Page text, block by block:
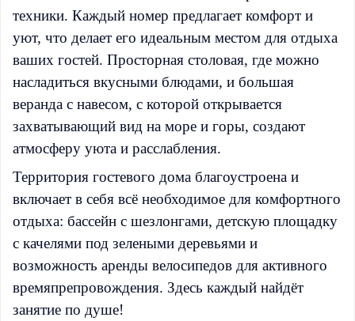
техники. Каждый номер предлагает комфорт и
уют, что делает его идеальным местом для отдыха
ваших гостей. Просторная столовая, где можно
насладиться вкусными блюдами, и большая
веранда с навесом, с которой открывается
захватывающий вид на море и горы, создают
атмосферу уюта и расслабления.
Территория гостевого дома благоустроена и
включает в себя всё необходимое для комфортного
отдыха: бассейн с шезлонгами, детскую площадку
с качелями под зелеными деревьями и
возможность аренды велосипедов для активного
времяпрепровождения. Здесь каждый найдёт
занятие по душе!